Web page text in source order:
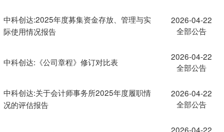
中科创达:2025年度募集资金存放、管理与实
际使用情况报告
2026-04-22
全部公告
中科创达:《公司章程》修订对比表
2026-04-22
全部公告
中科创达:关于会计师事务所2025年度履职情
况的评估报告
2026-04-22
全部公告
2026-04-22